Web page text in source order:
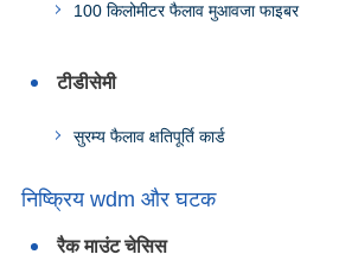
100 किलोमीटर फैलाव मुआवजा फाइबर
टीडीसेमी
सुरम्य फैलाव क्षतिपूर्ति कार्ड
निष्क्रिय wdm और घटक
रैक माउंट चेसिस